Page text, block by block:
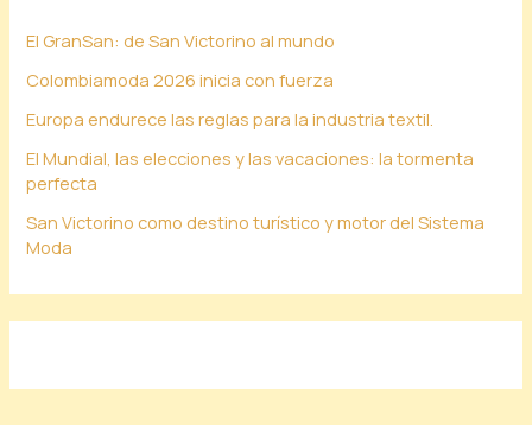
El GranSan: de San Victorino al mundo
Colombiamoda 2026 inicia con fuerza
Europa endurece las reglas para la industria textil.
El Mundial, las elecciones y las vacaciones: la tormenta
perfecta
San Victorino como destino turístico y motor del Sistema
Moda